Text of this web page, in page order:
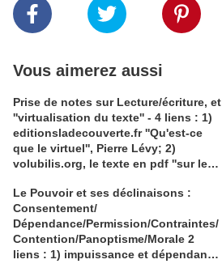
Vous aimerez aussi
Prise de notes sur Lecture/écriture, et
''virtualisation du texte'' - 4 liens : 1)
editionsladecouverte.fr ''Qu'est-ce
que le virtuel'', Pierre Lévy; 2)
volubilis.org, le texte en pdf ''sur les
hisour.com, ''la virtualité, un concept
philosophique deleuzien'', 4)
claireantoine.com pour Eléni
Mitropoulou
Le Pouvoir et ses déclinaisons :
Consentement/
Dépendance/Permission/Contraintes/
Contention/Panoptisme/Morale 2
liens : 1) impuissance et dépendance